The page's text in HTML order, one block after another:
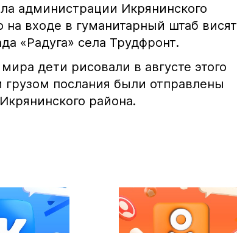
администрации Икрянинского
входе в гуманитарный штаб висят
«Радуга» села Трудфронт.
дети рисовали в августе этого
грузом послания были отправлены
района.